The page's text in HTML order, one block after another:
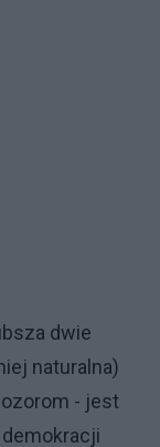
dwie
naturalna)
- jest